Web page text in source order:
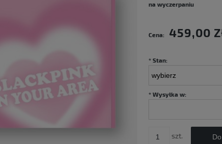
na wyczerpaniu
płatności
Cena: 459,00
*Stan:
*Wysyłka w:
szt.